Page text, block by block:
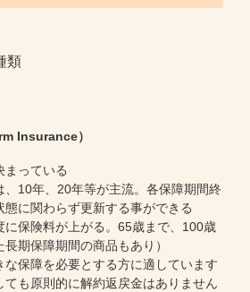
類
Insurance）
まっている
、10年、20年等が主流。各保障期間終
態に関わらず更新する事ができる
に保険料が上がる。65歳まで、100歳
長期保障期間の商品もあり）
な保障を必要とする方に適しています
ても原則的に解約返戻金はありません